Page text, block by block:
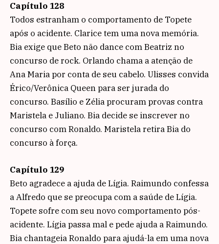
Capítulo 128
Todos estranham o comportamento de Topete
após o acidente. Clarice tem uma nova memória.
Bia exige que Beto não dance com Beatriz no
concurso de rock. Orlando chama a atenção de
Ana Maria por conta de seu cabelo. Ulisses convida
Érico/Verônica Queen para ser jurada do
concurso. Basílio e Zélia procuram provas contra
Maristela e Juliano. Bia decide se inscrever no
concurso com Ronaldo. Maristela retira Bia do
concurso à força.
Capítulo 129
Beto agradece a ajuda de Lígia. Raimundo confessa
a Alfredo que se preocupa com a saúde de Lígia.
Topete sofre com seu novo comportamento pós-
acidente. Lígia passa mal e pede ajuda a Raimundo.
Bia chantageia Ronaldo para ajudá-la em uma nova